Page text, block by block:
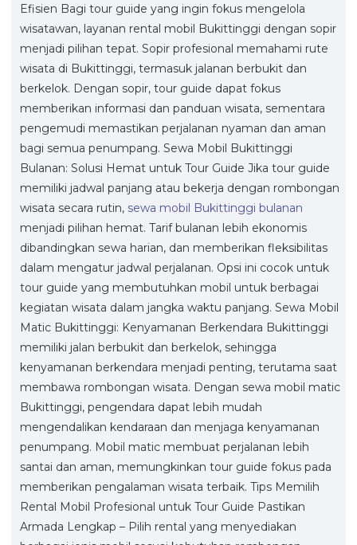
Efisien Bagi tour guide yang ingin fokus mengelola
wisatawan, layanan rental mobil Bukittinggi dengan sopir
menjadi pilihan tepat. Sopir profesional memahami rute
wisata di Bukittinggi, termasuk jalanan berbukit dan
berkelok. Dengan sopir, tour guide dapat fokus
memberikan informasi dan panduan wisata, sementara
pengemudi memastikan perjalanan nyaman dan aman
bagi semua penumpang. Sewa Mobil Bukittinggi
Bulanan: Solusi Hemat untuk Tour Guide Jika tour guide
memiliki jadwal panjang atau bekerja dengan rombongan
wisata secara rutin, sewa mobil Bukittinggi bulanan
menjadi pilihan hemat. Tarif bulanan lebih ekonomis
dibandingkan sewa harian, dan memberikan fleksibilitas
dalam mengatur jadwal perjalanan. Opsi ini cocok untuk
tour guide yang membutuhkan mobil untuk berbagai
kegiatan wisata dalam jangka waktu panjang. Sewa Mobil
Matic Bukittinggi: Kenyamanan Berkendara Bukittinggi
memiliki jalan berbukit dan berkelok, sehingga
kenyamanan berkendara menjadi penting, terutama saat
membawa rombongan wisata. Dengan sewa mobil matic
Bukittinggi, pengendara dapat lebih mudah
mengendalikan kendaraan dan menjaga kenyamanan
penumpang. Mobil matic membuat perjalanan lebih
santai dan aman, memungkinkan tour guide fokus pada
memberikan pengalaman wisata terbaik. Tips Memilih
Rental Mobil Profesional untuk Tour Guide Pastikan
Armada Lengkap – Pilih rental yang menyediakan